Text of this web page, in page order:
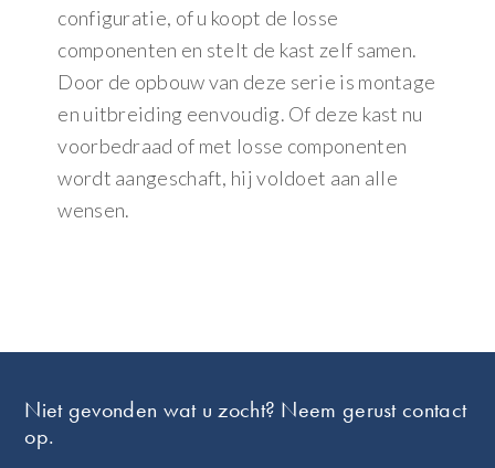
configuratie, of u koopt de losse
componenten en stelt de kast zelf samen.
Door de opbouw van deze serie is montage
en uitbreiding eenvoudig. Of deze kast nu
voorbedraad of met losse componenten
wordt aangeschaft, hij voldoet aan alle
wensen.
Niet gevonden wat u zocht? Neem gerust contact
op.